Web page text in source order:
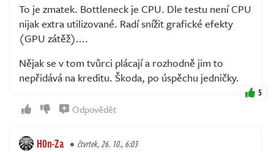
To je zmatek. Bottleneck je CPU. Dle testu není CPU
nijak extra utilizované. Radí snížit grafické efekty
(GPU zátěž)....
Nějak se v tom tvůrci plácají a rozhodně jim to
nepřidává na kreditu. Škoda, po úspěchu jedničky.
5
Odpovědět
H0n-Za čtvrtek, 26. 10., 6:03